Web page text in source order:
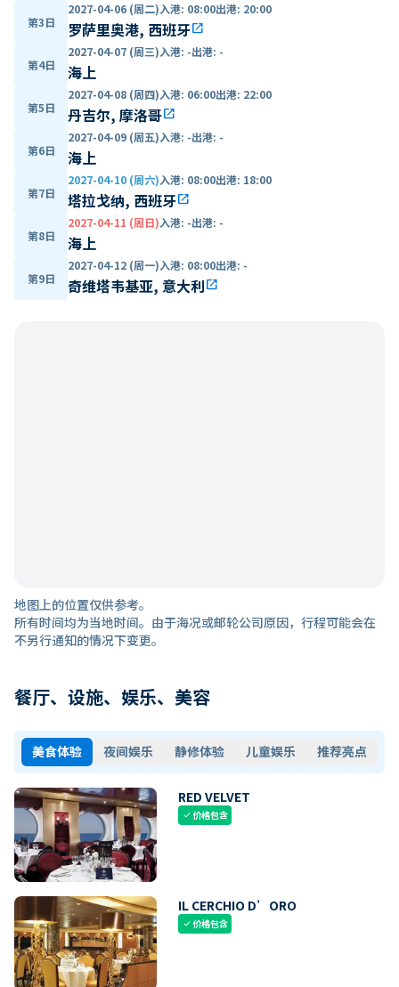
第3日
2027-04-06 (周二)入港: 08:00出港: 20:00
罗萨里奥港, 西班牙open_in_new
第4日
2027-04-07 (周三)入港: -出港: -
海上
第5日
2027-04-08 (周四)入港: 06:00出港: 22:00
丹吉尔, 摩洛哥open_in_new
第6日
2027-04-09 (周五)入港: -出港: -
海上
第7日
2027-04-10 (周六)入港: 08:00出港: 18:00
塔拉戈纳, 西班牙open_in_new
第8日
2027-04-11 (周日)入港: -出港: -
海上
第9日
2027-04-12 (周一)入港: 08:00出港: -
奇维塔韦基亚, 意大利open_in_new
地图上的位置仅供参考。
所有时间均为当地时间。由于海况或邮轮公司原因，行程可能会在
不另行通知的情况下变更。
餐厅、设施、娱乐、美容
美食体验 夜间娱乐 静修体验 儿童娱乐 推荐亮点
RED VELVET
check价格包含
IL CERCHIO D’ORO
check价格包含